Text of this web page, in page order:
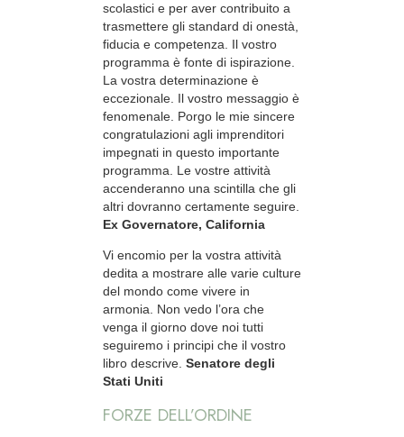
scolastici e per aver contribuito a
trasmettere gli standard di onestà,
fiducia e competenza. Il vostro
programma è fonte di ispirazione.
La vostra determinazione è
eccezionale. Il vostro messaggio è
fenomenale. Porgo le mie sincere
congratulazioni agli imprenditori
impegnati in questo importante
programma. Le vostre attività
accenderanno una scintilla che gli
altri dovranno certamente seguire.
Ex Governatore, California
Vi encomio per la vostra attività
dedita a mostrare alle varie culture
del mondo come vivere in
armonia. Non vedo l’ora che
venga il giorno dove noi tutti
seguiremo i principi che il vostro
libro descrive. Senatore degli
Stati Uniti
FORZE DELL’ORDINE